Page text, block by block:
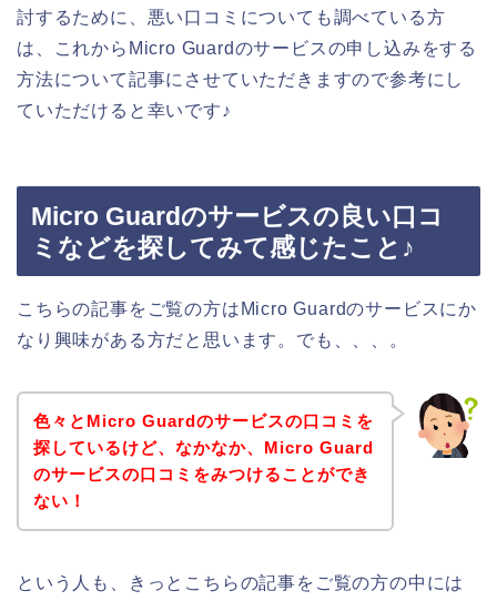
討するために、悪い口コミについても調べている方
は、これからMicro Guardのサービスの申し込みをする
方法について記事にさせていただきますので参考にし
ていただけると幸いです♪
Micro Guardのサービスの良い口コ
ミなどを探してみて感じたこと♪
こちらの記事をご覧の方はMicro Guardのサービスにか
なり興味がある方だと思います。でも、、、。
色々とMicro Guardのサービスの口コミを
探しているけど、なかなか、Micro Guard
のサービスの口コミをみつけることができ
ない！
という人も、きっとこちらの記事をご覧の方の中には